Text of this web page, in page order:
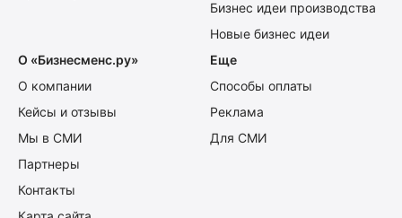
Бизнес идеи производства
Новые бизнес идеи
О «Бизнесменс.ру»
О компании
Кейсы и отзывы
Мы в СМИ
Партнеры
Контакты
Еще
Способы оплаты
Реклама
Для СМИ